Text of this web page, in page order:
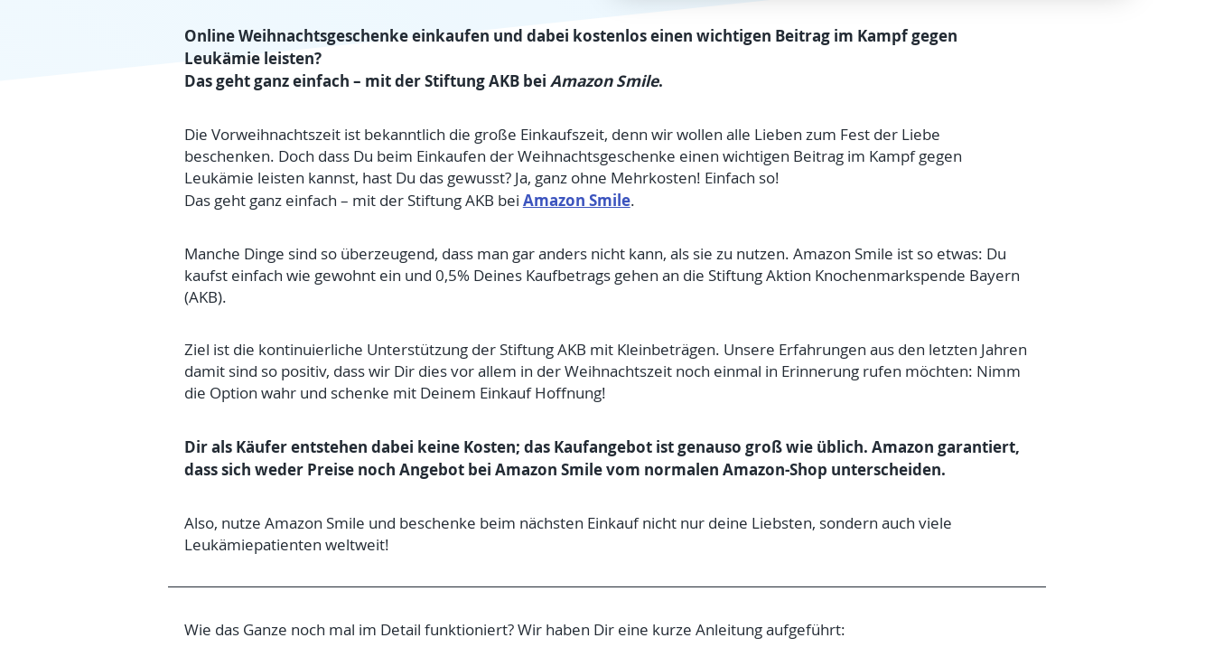
Online Weihnachtsgeschenke einkaufen und dabei kostenlos einen wichtigen Beitrag im Kampf gegen
Leukämie leisten?
Das geht ganz einfach – mit der Stiftung AKB bei Amazon Smile.
Die Vorweihnachtszeit ist bekanntlich die große Einkaufszeit, denn wir wollen alle Lieben zum Fest der Liebe
beschenken. Doch dass Du beim Einkaufen der Weihnachtsgeschenke einen wichtigen Beitrag im Kampf gegen
Leukämie leisten kannst, hast Du das gewusst? Ja, ganz ohne Mehrkosten! Einfach so!
Das geht ganz einfach – mit der Stiftung AKB bei Amazon Smile.
Manche Dinge sind so überzeugend, dass man gar anders nicht kann, als sie zu nutzen. Amazon Smile ist so etwas: Du
kaufst einfach wie gewohnt ein und 0,5% Deines Kaufbetrags gehen an die Stiftung Aktion Knochenmarkspende Bayern
(AKB).
Ziel ist die kontinuierliche Unterstützung der Stiftung AKB mit Kleinbeträgen. Unsere Erfahrungen aus den letzten Jahren
damit sind so positiv, dass wir Dir dies vor allem in der Weihnachtszeit noch einmal in Erinnerung rufen möchten: Nimm
die Option wahr und schenke mit Deinem Einkauf Hoffnung!
Dir als Käufer entstehen dabei keine Kosten; das Kaufangebot ist genauso groß wie üblich. Amazon garantiert,
dass sich weder Preise noch Angebot bei Amazon Smile vom normalen Amazon-Shop unterscheiden.
Also, nutze Amazon Smile und beschenke beim nächsten Einkauf nicht nur deine Liebsten, sondern auch viele
Leukämiepatienten weltweit!
Wie das Ganze noch mal im Detail funktioniert? Wir haben Dir eine kurze Anleitung aufgeführt: